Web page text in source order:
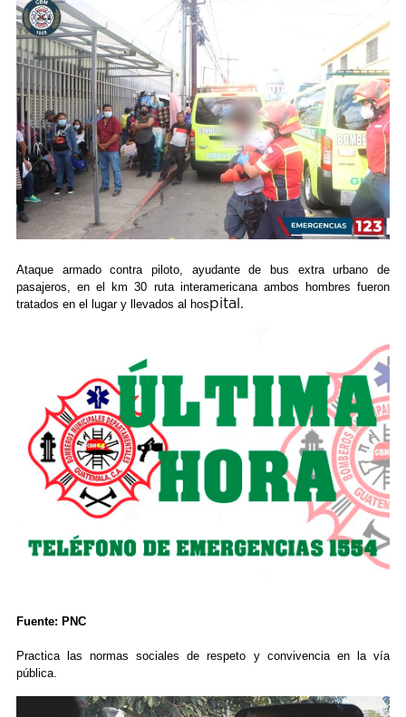
Ataque armado contra piloto, ayudante de bus extra urbano de
pasajeros, en el km 30 ruta interamericana ambos hombres fueron
tratados en el lugar y llevados al hospital.
Fuente: PNC
Practica las normas sociales de respeto y convivencia en la vía
pública.